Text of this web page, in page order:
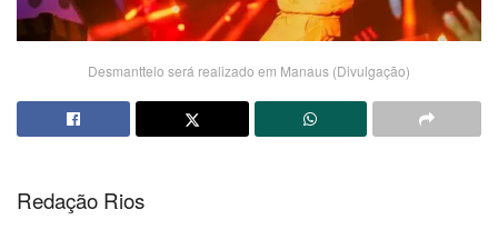
Desmanttelo será realizado em Manaus (Divulgação)
Redação Rios